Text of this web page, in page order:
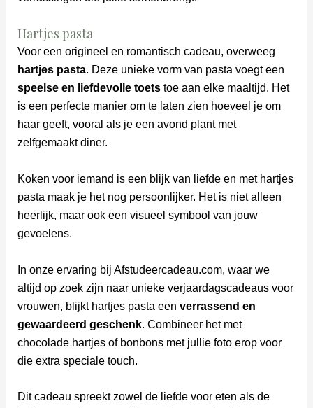
Hartjes pasta
Voor een origineel en romantisch cadeau, overweeg
hartjes pasta. Deze unieke vorm van pasta voegt een
speelse en liefdevolle toetstoe aan elke maaltijd. Het
is een perfecte manier om te laten zien hoeveel je om
haar geeft, vooral als je een avond plant met
zelfgemaakt diner.
Koken voor iemand is een blijk van liefde en met hartjes
pasta maak je het nog persoonlijker. Het is niet alleen
heerlijk, maar ook een visueel symbool van jouw
gevoelens.
In onze ervaring bij Afstudeercadeau.com, waar we
altijd op zoek zijn naar unieke verjaardagscadeaus voor
vrouwen, blijkt hartjes pasta een verrassend en
gewaardeerd geschenk. Combineer het met
chocolade hartjes of bonbons met jullie foto erop voor
die extra speciale touch.
Dit cadeau spreekt zowel de liefde voor eten als de